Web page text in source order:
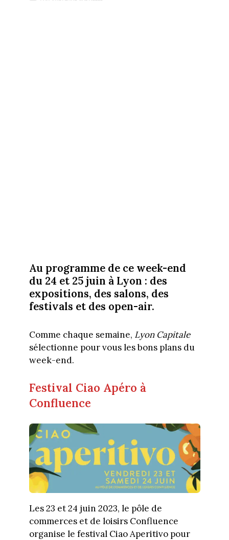
Au programme de ce week-end
du 24 et 25 juin à Lyon : des
expositions, des salons, des
festivals et des open-air.
Comme chaque semaine, Lyon Capitale
sélectionne pour vous les bons plans du
week-end.
Festival Ciao Apéro à
Confluence
Les 23 et 24 juin 2023, le pôle de
commerces et de loisirs Confluence
organise le festival Ciao Aperitivo pour